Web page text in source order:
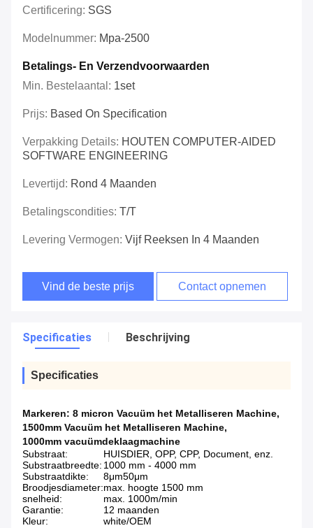
Certificering: SGS
Modelnummer: Mpa-2500
Betalings- En Verzendvoorwaarden
Min. Bestelaantal: 1set
Prijs: Based On Specification
Verpakking Details: HOUTEN COMPUTER-AIDED
SOFTWARE ENGINEERING
Levertijd: Rond 4 Maanden
Betalingscondities: T/T
Levering Vermogen: Vijf Reeksen In 4 Maanden
Vind de beste prijs Contact opnemen
Specificaties Beschrijving
Specificaties
Markeren: 8 micron Vacuüm het Metalliseren Machine,
1500mm Vacuüm het Metalliseren Machine,
1000mm vacuümdeklaagmachine
Substraat:
HUISDIER, OPP, CPP, Document, enz.
Substraatbreedte: 1000 mm - 4000 mm
Substraatdikte:
8μm50μm
Broodjesdiameter:max. hoogte 1500 mm
snelheid:
max. 1000m/min
Garantie:
12 maanden
Kleur:
white/OEM